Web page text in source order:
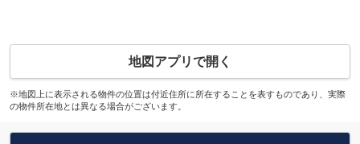
地図アプリで開く
※地図上に表示される物件の位置は付近住所に所在することを表すものであり、実際
の物件所在地とは異なる場合がございます。